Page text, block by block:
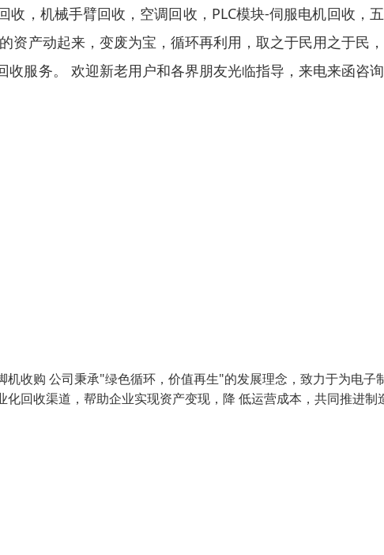
，机械手臂回收，空调回收，PLC模块-伺服电机回收，
资产动起来，变废为宝，循环再利用，取之于民用之于民
服务。 欢迎新老用户和各界朋友光临指导，来电来函咨
收购 公司秉承"绿色循环，价值再生"的发展理念，致力于为电子
回收渠道，帮助企业实现资产变现，降 低运营成本，共同推进制